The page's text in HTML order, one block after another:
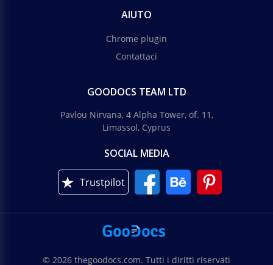
AIUTO
Chrome plugin
Contattaci
GOODOCS TEAM LTD
Pavlou Nirvana, 4 Alpha Tower, of. 11,
Limassol, Cyprus
SOCIAL MEDIA
Trustpilot
© 2026 thegoodocs.com. Tutti i diritti riservati